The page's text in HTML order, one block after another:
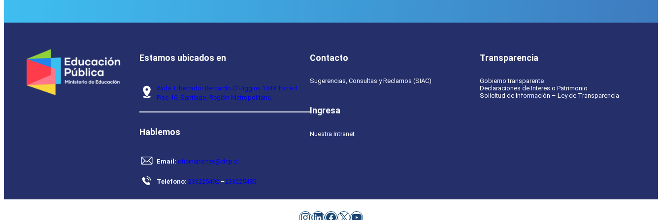
Estamos ubicados en
Avda. Libertador Bernardo O’Higgins 1449 Torre 4
Piso 16, Santiago, Región Metropolitana.
Hablemos
Email: oficinapartes@dep.cl
Teléfono: 233225492 –233225485
Contacto
Sugerencias, Consultas y Reclamos (SIAC)
Ingresa
Nuestra Intranet
Transparencia
Gobierno transparente
Declaraciones de Interes o Patrimonio
Solicitud de Información – Ley de Transparencia
Instagram
LinkedIn
Facebook
X YouTube